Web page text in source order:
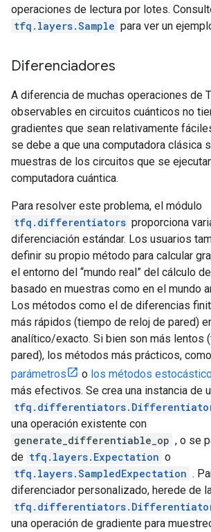
operaciones de lectura por lotes.
tfq.layers.Sample para ver un
Diferenciadores
A diferencia de muchas operaciones de
observables en circuitos cuánticos no
gradientes que sean relativamente
se debe a que una computadora clásica
muestras de los circuitos que se
computadora cuántica.
Para resolver este problema, el módulo
tfq.differentiators proporciona
diferenciación estándar. Los usuarios
definir su propio método para calcular
el entorno del “mundo real” del cálculo
basado en muestras como en el mundo
Los métodos como el de diferencias
más rápidos (tiempo de reloj de pared)
analítico/exacto. Si bien son más lentos
pared), los métodos más prácticos, como
parámetros
o los métodos
más efectivos. Se crea una instancia de
una operación existente con
generate_differentiable_op , o se
de tfq.layers.Expectation o
tfq.layers.SampledExpectation .
diferenciador personalizado, herede de
una operación de gradiente para